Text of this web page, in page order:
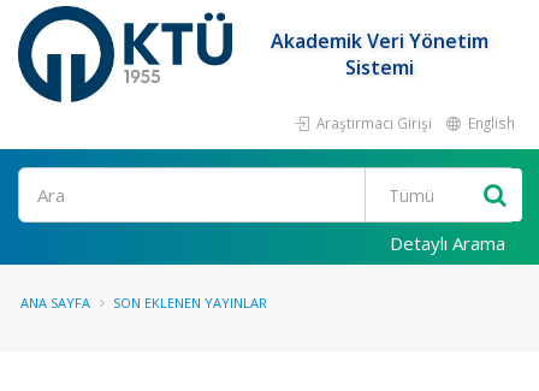
Akademik Veri Yönetim
Sistemi
Araştırmacı Girişi English
Ara
Detaylı Arama
ANA SAYFA SON EKLENEN YAYINLAR